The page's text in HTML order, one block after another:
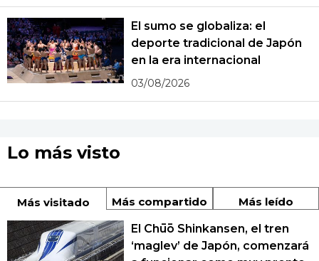
El sumo se globaliza: el
deporte tradicional de Japón
en la era internacional
03/08/2026
Lo más visto
Más visitado Más compartido Más leído
El Chūō Shinkansen, el tren
‘maglev’ de Japón, comenzará